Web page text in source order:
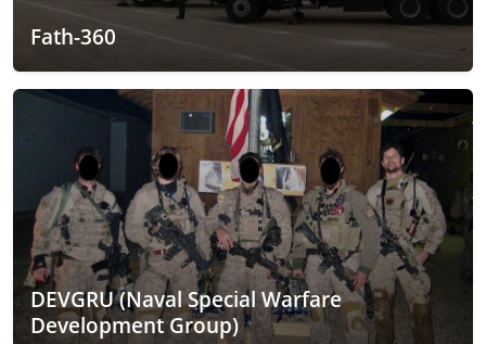
Fath-360
DEVGRU (Naval Special Warfare
Development Group)